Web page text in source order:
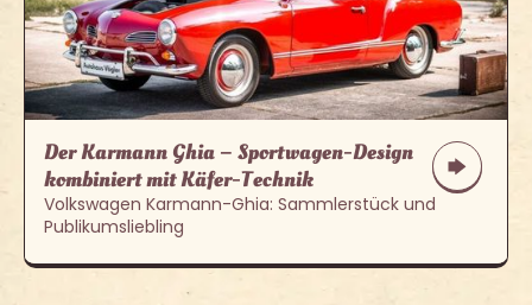
Der Karmann Ghia – Sportwagen-Design
kombiniert mit Käfer-Technik
Volkswagen Karmann-Ghia: Sammlerstück und
Publikumsliebling